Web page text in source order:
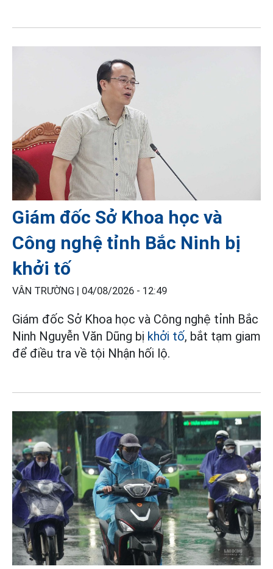
Giám đốc Sở Khoa học và
Công nghệ tỉnh Bắc Ninh bị
khởi tố
VÂN TRƯỜNG | 04/08/2026 - 12:49
Giám đốc Sở Khoa học và Công nghệ tỉnh Bắc
Ninh Nguyễn Văn Dũng bị khởi tố, bắt tạm giam
để điều tra về tội Nhận hối lộ.